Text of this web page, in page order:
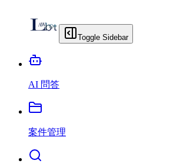
Toggle Sidebar
AI 問答
案件管理